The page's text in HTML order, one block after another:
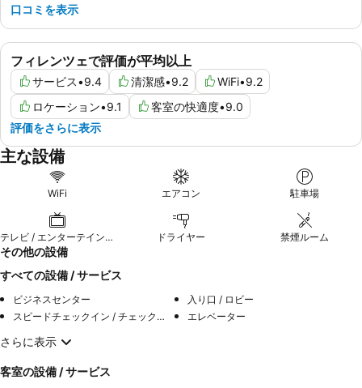
フィレンツェで評価が平均以上
サービス•9.4 清潔感•9.2 WiFi•9.2
ロケーション•9.1 客室の快適度•9.0
評価をさらに表示
口コミを表示
主な設備
WiFi エアコン 駐車場
テレビ / エンターテインメント ドライヤー 禁煙ルーム
その他の設備
すべての設備 / サービス
ビジネスセンター
入り口 / ロビー
スピードチェックイン / チェックアウト
エレベーター
さらに表示
客室の設備 / サービス